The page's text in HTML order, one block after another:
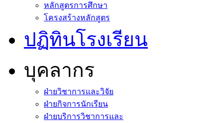
หลักสูตรการศึกษา
โครงสร้างหลักสูตร
ปฏิทินโรงเรียน
บุคลากร
ฝ่ายวิชาการและวิจัย
ฝ่ายกิจการนักเรียน
ฝ่ายบริการวิชาการและ